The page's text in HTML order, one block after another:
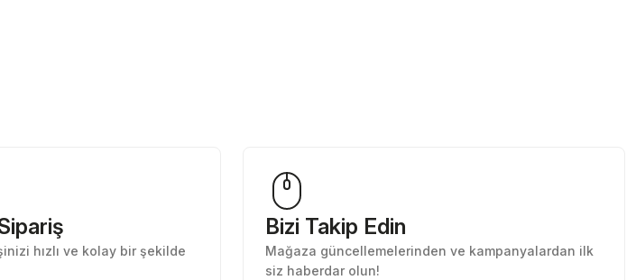
hızlı ve kolay bir şekilde
Bizi Takip Edin
Mağaza güncellemelerinden ve kampanyalardan ilk
siz haberdar olun!